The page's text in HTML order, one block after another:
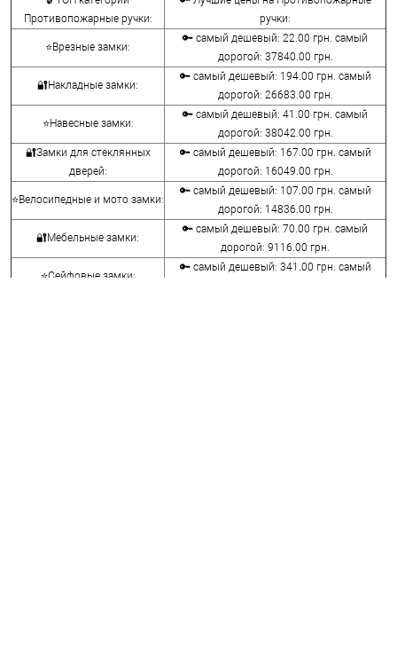
Противопожарные ручки:
ручки:
⭐Врезные замки:
🔑 самый дешевый: 22.00 грн. самый
дорогой: 37840.00 грн.
🔐Накладные замки:
🔑 самый дешевый: 194.00 грн. самый
дорогой: 26683.00 грн.
⭐Навесные замки:
🔑 самый дешевый: 41.00 грн. самый
дорогой: 38042.00 грн.
🔐Замки для стеклянных
дверей:
🔑 самый дешевый: 167.00 грн. самый
дорогой: 16049.00 грн.
⭐Велосипедные и мото замки:
🔑 самый дешевый: 107.00 грн. самый
дорогой: 14836.00 грн.
🔐Мебельные замки:
🔑 самый дешевый: 70.00 грн. самый
дорогой: 9116.00 грн.
⭐Сейфовые замки:
🔑 самый дешевый: 341.00 грн. самый